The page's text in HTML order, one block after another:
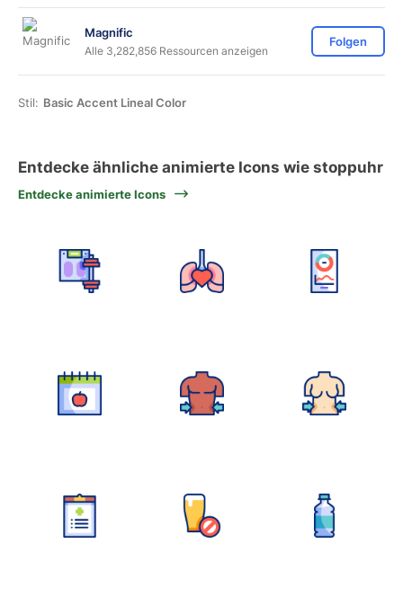
Magnific
Alle 3,282,856 Ressourcen anzeigen
Folgen
Stil: Basic Accent Lineal Color
Entdecke ähnliche animierte Icons wie stoppuhr
Entdecke animierte Icons